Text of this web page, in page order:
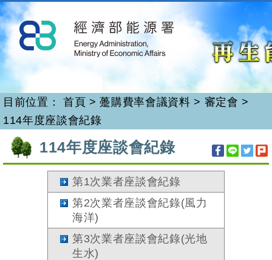
跳
到
主
要
內
再生能源
目前位置： 首頁 > 躉購費率會議資料 > 審定會 >
114年度座談會紀錄
114年度座談會紀錄
第1次業者座談會紀錄
第2次業者座談會紀錄(風力
海洋)
第3次業者座談會紀錄(光地
生水)